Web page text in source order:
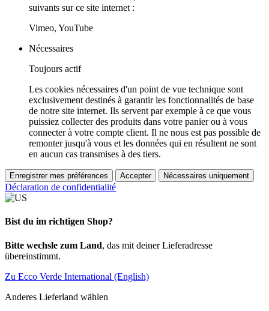
suivants sur ce site internet :
Vimeo, YouTube
Nécessaires
Toujours actif
Les cookies nécessaires d'un point de vue technique sont
exclusivement destinés à garantir les fonctionnalités de base
de notre site internet. Ils servent par exemple à ce que vous
puissiez collecter des produits dans votre panier ou à vous
connecter à votre compte client. Il ne nous est pas possible de
remonter jusqu'à vous et les données qui en résultent ne sont
en aucun cas transmises à des tiers.
Enregistrer mes préférences Accepter Nécessaires uniquement
Déclaration de confidentialité
Bist du im richtigen Shop?
Bitte wechsle zum Land, das mit deiner Lieferadresse
übereinstimmt.
Zu Ecco Verde International (English)
Anderes Lieferland wählen